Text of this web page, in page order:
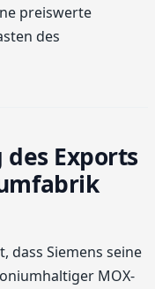
preiswerte
des
des Exports
dass Siemens seine
MOX-